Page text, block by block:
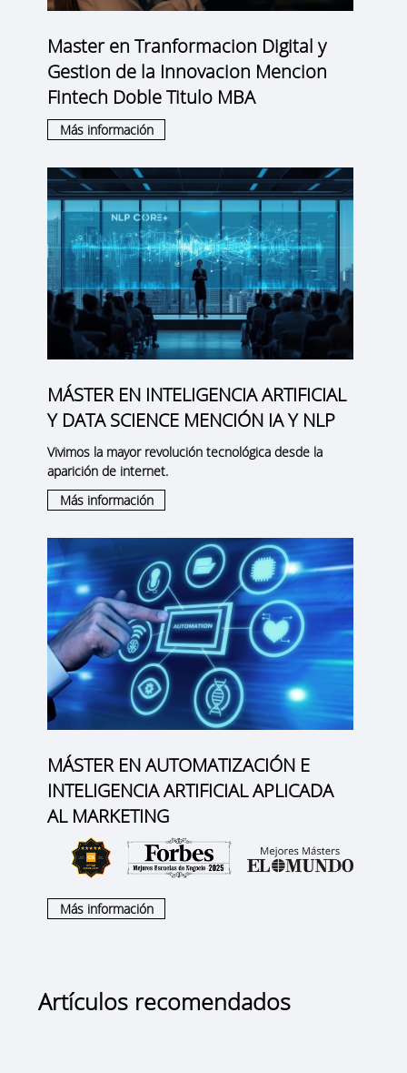
Master en Tranformacion Digital y
Gestion de la Innovacion Mencion
Fintech Doble Titulo MBA
Más información
MÁSTER EN INTELIGENCIA ARTIFICIAL
Y DATA SCIENCE MENCIÓN IA Y NLP
Vivimos la mayor revolución tecnológica desde la
aparición de internet.
Más información
MÁSTER EN AUTOMATIZACIÓN E
INTELIGENCIA ARTIFICIAL APLICADA
AL MARKETING
Más información
Artículos recomendados